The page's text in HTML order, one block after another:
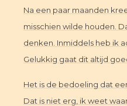
Na een paar maanden
misschien wilde houden.
denken. Inmiddels heb ik
Gelukkig gaat dit altijd
Het is de bedoeling dat
Dat is niet erg, ik weet